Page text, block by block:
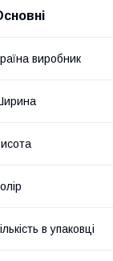
виробник
в упаковці